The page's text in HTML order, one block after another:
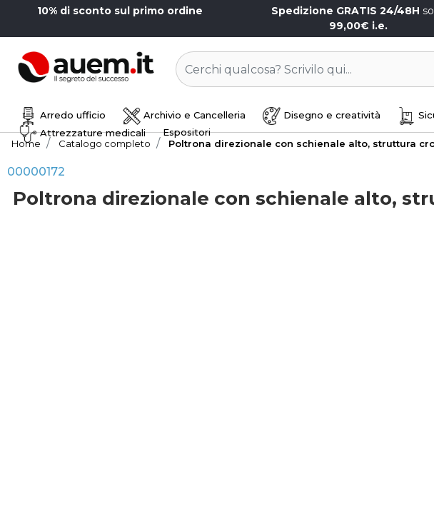
10% di sconto sul primo ordine Spedizione GRATIS 24/48H
99,00€ i.e.
Arredo ufficio Archivio e Cancelleria Disegno e creatività
Attrezzature medicali
Espositori
Home
Catalogo completo Poltrona direzionale con schienale alto, struttura
00000172
Poltrona direzionale con schienale alto,